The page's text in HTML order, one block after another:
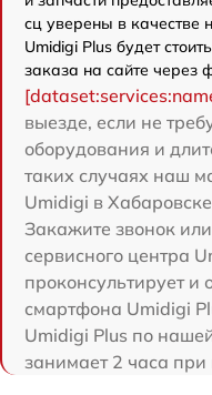
сц уверены в качестве
Umidigi Plus будет
заказа на сайте через
выезде, если не
оборудования и
таких случаях наш
Umidigi в
Закажите звонок
сервисного центра
проконсультирует и
смартфона Umidigi
Umidigi Plus по
занимает 2 часа